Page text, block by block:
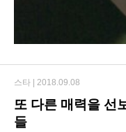
또 다른 매력을 선
들
스타 | 2018.09.08